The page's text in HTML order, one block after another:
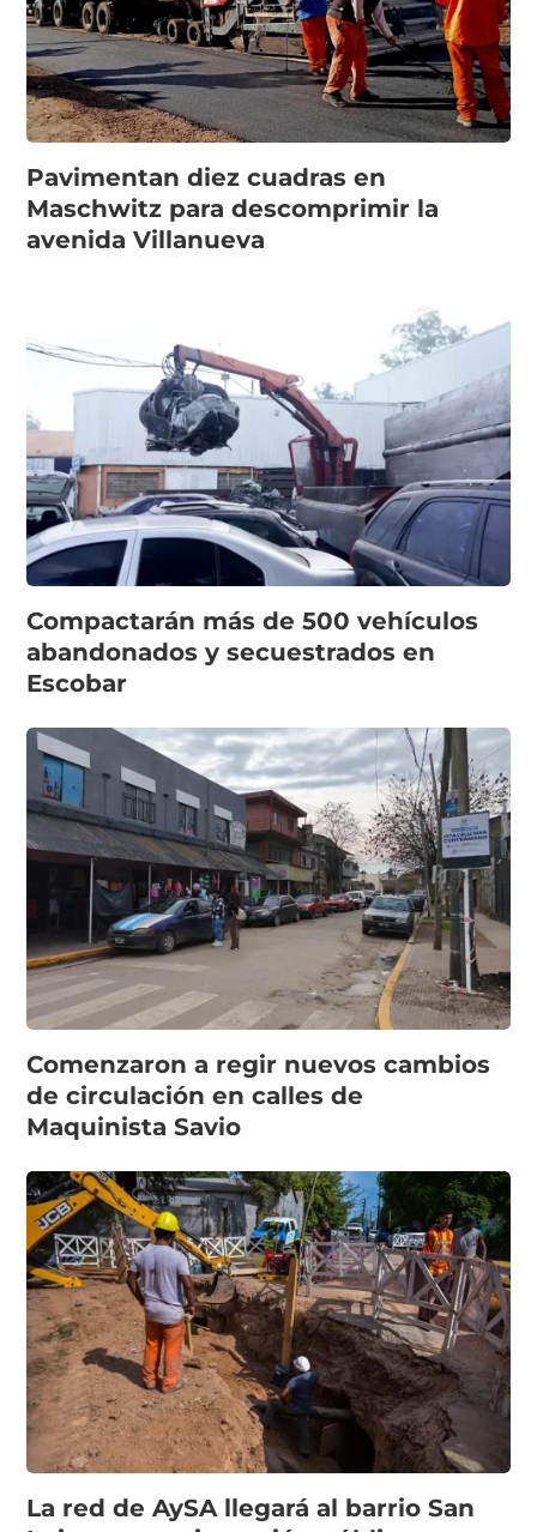
Pavimentan diez cuadras en
Maschwitz para descomprimir la
avenida Villanueva
Compactarán más de 500 vehículos
abandonados y secuestrados en
Escobar
Comenzaron a regir nuevos cambios
de circulación en calles de
Maquinista Savio
La red de AySA llegará al barrio San